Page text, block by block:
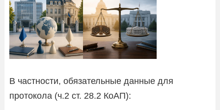
В частности, обязательные данные для
протокола (ч.2 ст. 28.2 КоАП):